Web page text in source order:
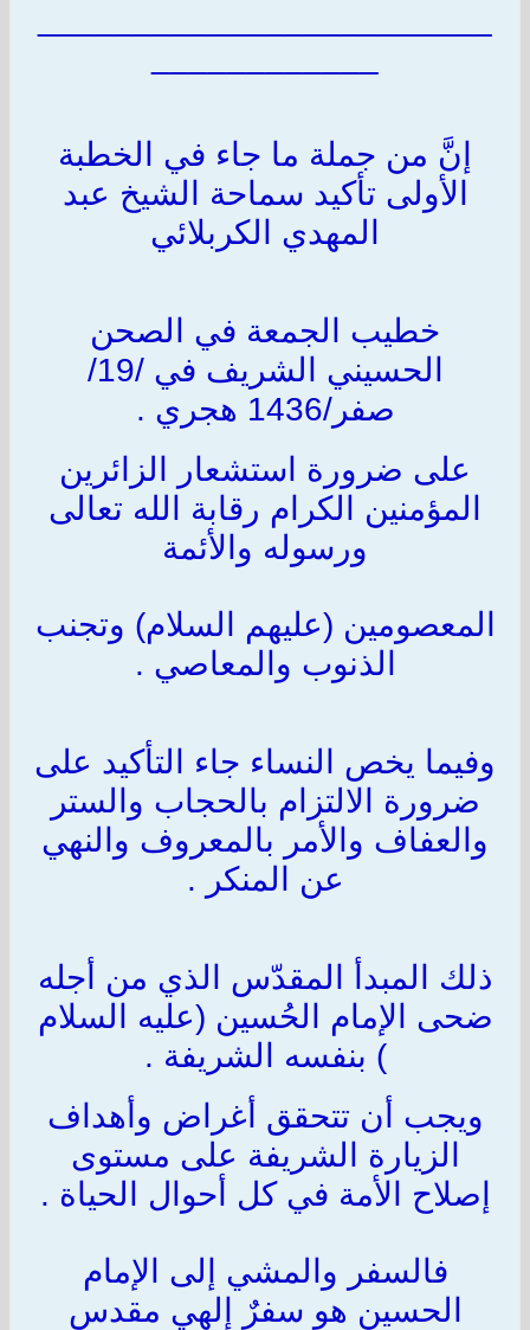
إنَّ من جملة ما جاء في الخطبة
الأولى تأكيد سماحة الشيخ عبد
المهدي الكربلائي
خطيب الجمعة في الصحن
الحسيني الشريف في /19/
صفر/1436 هجري .
على ضرورة استشعار الزائرين
المؤمنين الكرام رقابة الله تعالى
ورسوله والأئمة
المعصومين (عليهم السلام) وتجنب
الذنوب والمعاصي .
وفيما يخص النساء جاء التأكيد على
ضرورة الالتزام بالحجاب والستر
والعفاف والأمر بالمعروف والنهي
عن المنكر .
ذلك المبدأ المقدّس الذي من أجله
ضحى الإمام الحُسين (عليه السلام
) بنفسه الشريفة .
ويجب أن تتحقق أغراض وأهداف
الزيارة الشريفة على مستوى
إصلاح الأمة في كل أحوال الحياة .
فالسفر والمشي إلى الإمام
الحسين هو سفرٌ إلهي مقدس